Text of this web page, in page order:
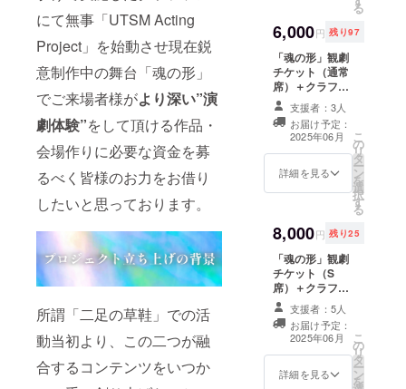
にて無事「UTSM Acting
Project」を始動させ現在鋭
意制作中の舞台「魂の形」
でご来場者様がより深い”演
劇体験”をして頂ける作品・
会場作りに必要な資金を募
るべく皆様のお力をお借り
したいと思っております。
所謂「二足の草鞋」での活
動当初より、この二つが融
合するコンテンツをいつか
場合は
ご記載
くださ
い。
支援者様のお名
前（ハンドル
ネーム等可）を
記載させて頂き
ます。 ※備考欄
にご記載くださ
い。掲載を希望
されない場合は
無しとご記載く
る
6,000円 残り97
「魂の形」観劇
チケット（通常
席）＋クラファ
ン限定ステッ
カー ①7月
30(水)〜8月3日
(日) アトリエ
ファンファーレ
東新宿にて上演
ザインステッ
カー(7cm×4cm)
と共にお送り致
します。 ※日時
や上演回のご予
約方法に関しま
してはご案内を
同封致します。
②公演エンド
者様のお名前
支援者：3人
お届け予定：
2025年06月
詳細を見る
こ
の
リ
タ
ー
ン
を
選
択
す
る
8,000円 残り25
「魂の形」観劇
チケット（S
席）＋クラファ
ン限定ステッ
カー ①7月
30(水)〜8月3日
(日) アトリエ
ファンファーレ
東新宿にて上演
支援者：5人
お届け予定：
2025年06月
詳細を見る
こ
の
リ
タ
ー
ン
を